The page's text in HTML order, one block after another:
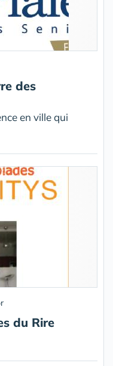
des
en ville qui
du Rire